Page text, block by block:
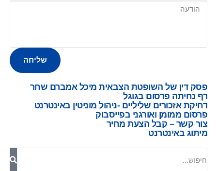
שליחה
פסק דין של השופטת הצבאית מיכל אמברם שחר
דף נחיתה פרסום בגוגל
דחיקת אזכורים שליליים -ניהול מוניטין באינטרנט
פרסום ממומן ואורגני בפייסבוק
צור קשר – קבל הצעת מחיר
מיתוג באינטרנט